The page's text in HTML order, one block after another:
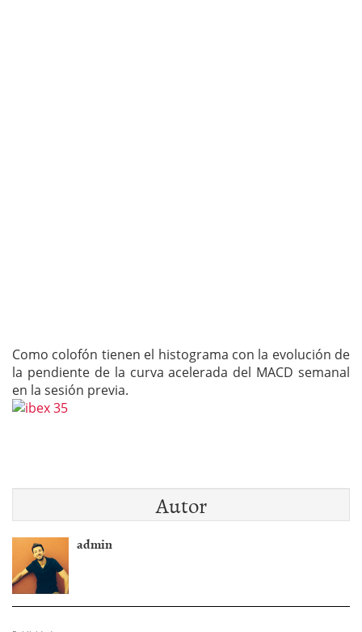
Como colofón tienen el histograma con la evolución de
la pendiente de la curva acelerada del MACD semanal
en la sesión previa.
Autor
admin